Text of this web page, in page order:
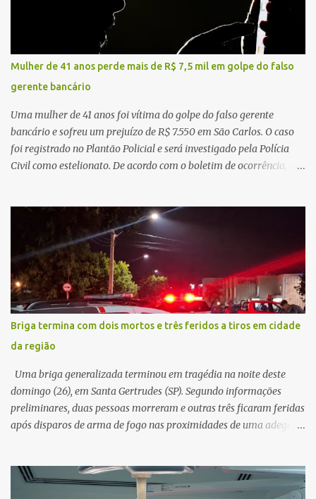
Federal tem ampliado investimentos destinados ao fortalecimento
da atenção básica, da infraestrutura hospitalar e da
regionalização dos serviços de saúde. Entretanto, em um cenário
de demandas crescentes e recursos necessariamente limitados, a
principal missão da gestão pública não é apenas investir mais,
mas decidir melhor onde investir para produzir o maior benefício
possível à população. Essa reflexão encontra respaldo tanto na
teoria da admini...
Mulher de 41 anos perde mais de R$ 7,5 mil em golpe do falso
gerente bancário
Uma mulher de 41 anos foi vítima do golpe do falso gerente
bancário e sofreu um prejuízo de R$ 7.550 em São Carlos. O caso
foi registrado no Plantão Policial e será investigado pela Polícia
Civil como estelionato. De acordo com o boletim de ocorrência, a
suspeito alegou que seria necessário atualizar o cadastro da conta
e passou a orientar a vítima sobre os procedimentos que deveriam
ser realizados. Dias depois, o golpista enviou um documento em
PDF simulando uma comunicação oficial da instituição financeira.
Na sequência, entrou em contato por telefone e encaminhou um
link, orientando a vítima a acessá-lo pelo computador para
concluir a suposta atualização cadastral. Após realizar o
procedimento, a conta bancária ficou bloqueada por algumas
horas. Sem conseguir acessar o sistema, a vítima tentou
novamente contato com o suposto gerente, mas não obteve
resposta. Na segunda-fe...
Briga termina com dois mortos e três feridos a tiros em cidade
da região
Uma briga generalizada terminou em tragédia na noite deste
domingo (26), em Santa Gertrudes (SP). Segundo informações
preliminares, duas pessoas morreram e outras três ficaram feridas
após disparos de arma de fogo nas proximidades de uma adega. O
começado dentro do estabelecimento e se estendido para a área
externa, quando dois homens armados passaram a efetuar